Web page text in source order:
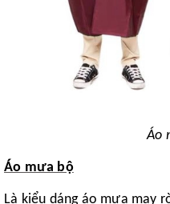
Áo
Áo mưa bộ
Là kiểu dáng áo mưa may